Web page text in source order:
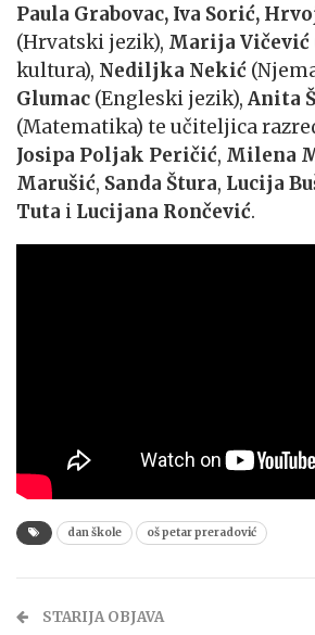
Paula Grabovac, Iva Sorić,
(Hrvatski jezik), Marija Vičević
kultura), Nediljka Nekić
Glumac (Engleski jezik), Anita
(Matematika) te učiteljica
Josipa Poljak Peričić, Milena
Marušić, Sanda Štura, Lucija
Tuta i Lucijana Rončević.
dan škole oš petar preradović
STARIJA OBJAVA